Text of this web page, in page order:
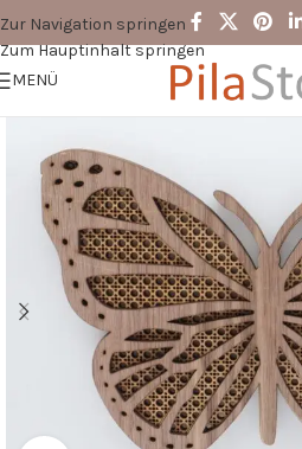
Zur Navigation springen
Zum Hauptinhalt springen
MENÜ